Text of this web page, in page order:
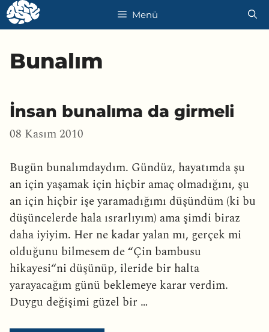
İçeriğe
atla
Menü
Bunalım
İnsan bunalıma da girmeli
08 Kasım 2010
Bugün bunalımdaydım. Gündüz, hayatımda şu
an için yaşamak için hiçbir amaç olmadığını, şu
an için hiçbir işe yaramadığımı düşündüm (ki bu
düşüncelerde hala ısrarlıyım) ama şimdi biraz
daha iyiyim. Her ne kadar yalan mı, gerçek mi
olduğunu bilmesem de “Çin bambusu
hikayesi“ni düşünüp, ileride bir halta
yarayacağım günü beklemeye karar verdim.
Duygu değişimi güzel bir …